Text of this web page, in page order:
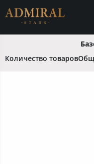
Количество товаров